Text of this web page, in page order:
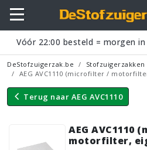
Vóór 22:00 besteld = morgen in
DeStofzuigerzak.be Stofzuigerzakken
AEG AVC1110 (microfilter /
Terug naar AEG AVC1110
AEG
motorfilter,